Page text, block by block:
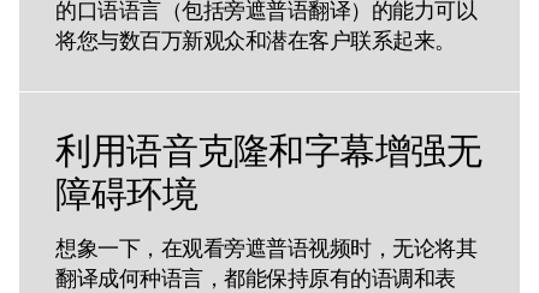
的口语语言（包括旁遮普语翻译）的能力可以
将您与数百万新观众和潜在客户联系起来。
利用语音克隆和字幕增强无
障碍环境
想象一下，在观看旁遮普语视频时，无论将其
翻译成何种语言，都能保持原有的语调和表